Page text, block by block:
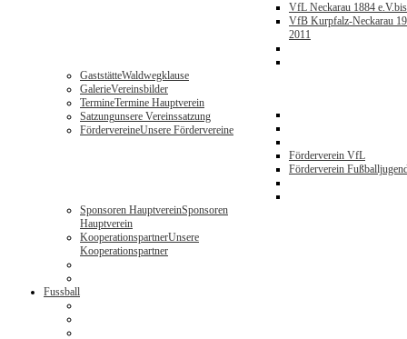
VfL Neckarau 1884 e.V.
VfB Kurpfalz-Neckarau
2011
GaststätteWaldwegklause
GalerieVereinsbilder
TermineTermine Hauptverein
Satzungunsere Vereinssatzung
FördervereineUnsere Fördervereine
Förderverein VfL
Förderverein
Sponsoren HauptvereinSponsoren
Hauptverein
KooperationspartnerUnsere
Kooperationspartner
Fussball